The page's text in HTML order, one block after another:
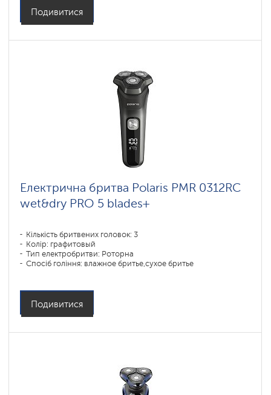
Подивитися
Електрична бритва Polaris PMR 0312RC
wet&dry PRO 5 blades+
Кількість бритвених головок: 3
Колір: графитовый
Тип електробритви: Роторна
Спосіб гоління: влажное бритье,сухое бритье
Подивитися